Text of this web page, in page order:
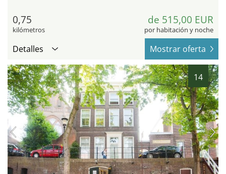
0,75
kilómetros
de 515,00 EUR
por habitación y noche
Detalles Mostrar oferta
14